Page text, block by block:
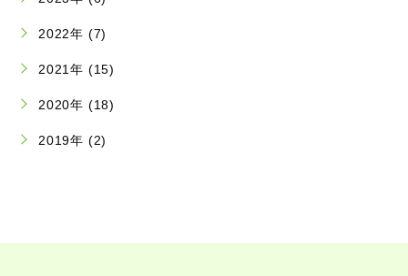
2022年 (7)
2021年 (15)
2020年 (18)
2019年 (2)